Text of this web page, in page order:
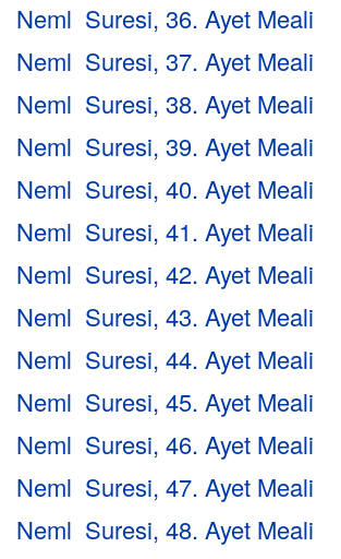
Neml Suresi, 36. Ayet Meali
Neml Suresi, 37. Ayet Meali
Neml Suresi, 38. Ayet Meali
Neml Suresi, 39. Ayet Meali
Neml Suresi, 40. Ayet Meali
Neml Suresi, 41. Ayet Meali
Neml Suresi, 42. Ayet Meali
Neml Suresi, 43. Ayet Meali
Neml Suresi, 44. Ayet Meali
Neml Suresi, 45. Ayet Meali
Neml Suresi, 46. Ayet Meali
Neml Suresi, 47. Ayet Meali
Neml Suresi, 48. Ayet Meali